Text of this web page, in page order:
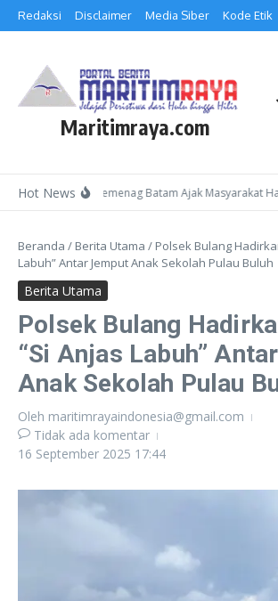
Lewati ke konten
Redaksi Disclaimer Media Siber Kode Etik
Maritimraya.com
Hot NewsKepala Kemenag Batam Ajak Masyarakat
Beranda / Berita Utama / Polsek Bulang
Labuh” Antar Jemput Anak Sekolah Pulau Buluh
Berita Utama
Polsek Bulang
“Si Anjas Labuh”
Anak Sekolah Pulau
Oleh maritimrayaindonesia@gmail.com
Tidak ada komentar
16 September 2025 17:44